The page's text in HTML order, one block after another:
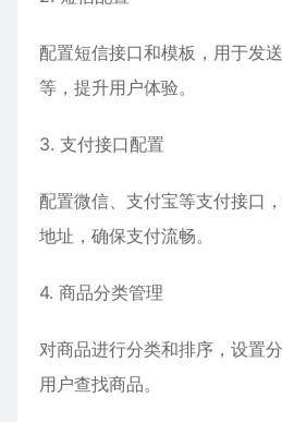
配置短信接口和模板，用于发
等，提升用户体验。
3. 支付接口配置
配置微信、支付宝等支付接口
地址，确保支付流畅。
4. 商品分类管理
对商品进行分类和排序，设置
用户查找商品。